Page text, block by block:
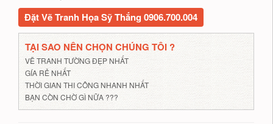
Đặt Vẽ Tranh Họa Sỹ Thắng 0906.700.004
TẠI SAO NÊN CHỌN CHÚNG TÔI ?
VẼ TRANH TƯỜNG ĐẸP NHẤT
GÍA RẺ NHẤT
THỜI GIAN THI CÔNG NHANH NHẤT
BẠN CÒN CHỜ GÌ NỮA ???